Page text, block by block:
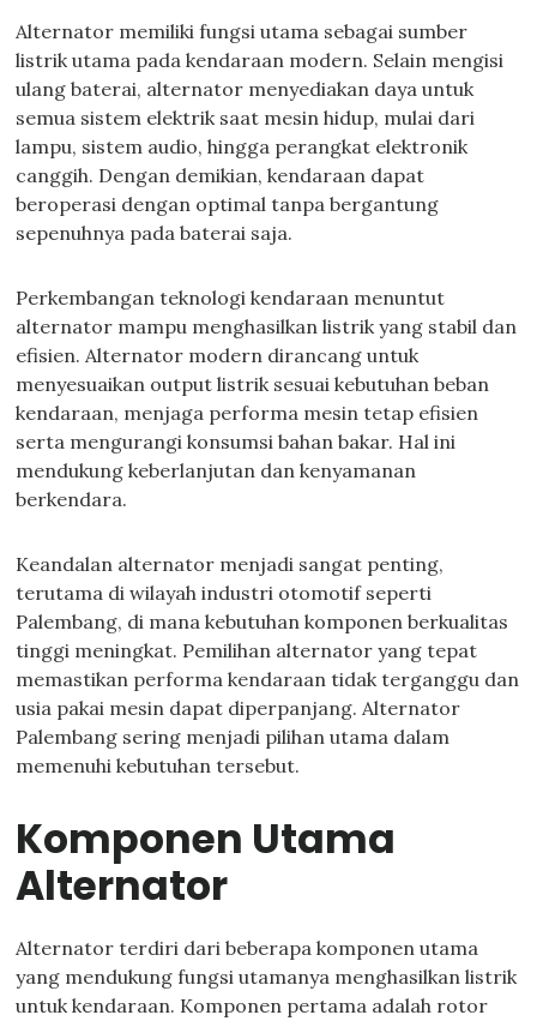
Alternator memiliki fungsi utama sebagai sumber
listrik utama pada kendaraan modern. Selain mengisi
ulang baterai, alternator menyediakan daya untuk
semua sistem elektrik saat mesin hidup, mulai dari
lampu, sistem audio, hingga perangkat elektronik
canggih. Dengan demikian, kendaraan dapat
beroperasi dengan optimal tanpa bergantung
sepenuhnya pada baterai saja.
Perkembangan teknologi kendaraan menuntut
alternator mampu menghasilkan listrik yang stabil dan
efisien. Alternator modern dirancang untuk
menyesuaikan output listrik sesuai kebutuhan beban
kendaraan, menjaga performa mesin tetap efisien
serta mengurangi konsumsi bahan bakar. Hal ini
mendukung keberlanjutan dan kenyamanan
berkendara.
Keandalan alternator menjadi sangat penting,
terutama di wilayah industri otomotif seperti
Palembang, di mana kebutuhan komponen berkualitas
tinggi meningkat. Pemilihan alternator yang tepat
memastikan performa kendaraan tidak terganggu dan
usia pakai mesin dapat diperpanjang. Alternator
Palembang sering menjadi pilihan utama dalam
memenuhi kebutuhan tersebut.
Komponen Utama
Alternator
Alternator terdiri dari beberapa komponen utama
yang mendukung fungsi utamanya menghasilkan listrik
untuk kendaraan. Komponen pertama adalah rotor